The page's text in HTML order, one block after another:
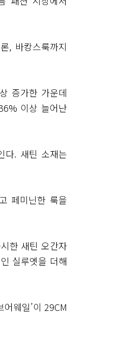
, 바캉스룩까지
증가한 가운데
이상 늘어난
다. 새틴 소재는
페미닌한 룩을
한 새틴 오간자
실루엣을 더해
웨일’이 29CM